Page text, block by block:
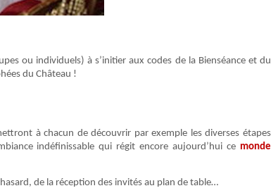
ou individuels) à s’initier aux codes de la Bienséance et du
du Château !
à chacun de découvrir par exemple les diverses étapes
indéfinissable qui régit encore aujourd’hui ce monde
de la réception des invités au plan de table…